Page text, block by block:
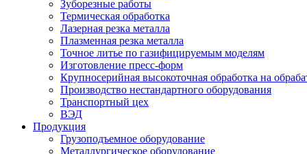
Зуборезные работы
Термическая обработка
Лазерная резка металла
Плазменная резка металла
Точное литье по газифицируемым моделям
Изготовление пресс-форм
Крупносерийная высокоточная обработка на
Производство нестандартного оборудования
Транспортный цех
ВЭД
Продукция
Грузоподъемное оборудование
Металлургическое оборудование